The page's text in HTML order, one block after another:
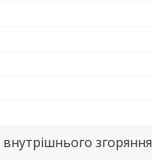
згоряння